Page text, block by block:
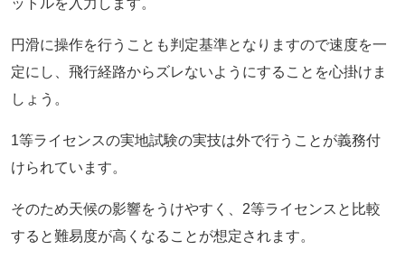
円滑に操作を行うことも判定基準となりますので速度を一
定にし、飛行経路からズレないようにすることを心掛けま
しょう。
1等ライセンスの実地試験の実技は外で行うことが義務付
けられています。
そのため天候の影響をうけやすく、2等ライセンスと比較
すると難易度が高くなることが想定されます。